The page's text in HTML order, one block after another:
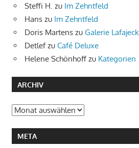
Steffi H. zu Im Zehntfeld
Hans zu Im Zehntfeld
Doris Martens zu Galerie Lafajeck
Detlefzu Café Deluxe
Helene Schönhoff zu Kategorien
ARCHIV
Archiv
META